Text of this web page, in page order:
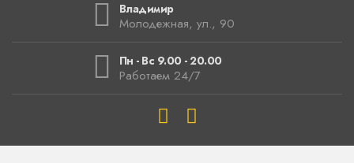
Владимир
Молодежная, ул., 90
Пн - Вс 9.00 - 20.00
Работаем 24/7